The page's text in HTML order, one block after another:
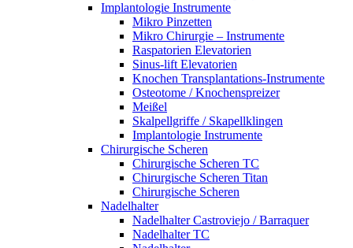
Implantologie Instrumente
Mikro Pinzetten
Mikro Chirurgie – Instrumente
Raspatorien Elevatorien
Sinus-lift Elevatorien
Knochen Transplantations-Instrumente
Osteotome / Knochenspreizer
Meißel
Skalpellgriffe / Skapellklingen
Implantologie Instrumente
Chirurgische Scheren
Chirurgische Scheren TC
Chirurgische Scheren Titan
Chirurgische Scheren
Nadelhalter
Nadelhalter Castroviejo / Barraquer
Nadelhalter TC